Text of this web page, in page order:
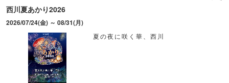
西川夏あかり2026
2026/07/24(金) ～ 08/31(月)
夏の夜に咲く華、西川